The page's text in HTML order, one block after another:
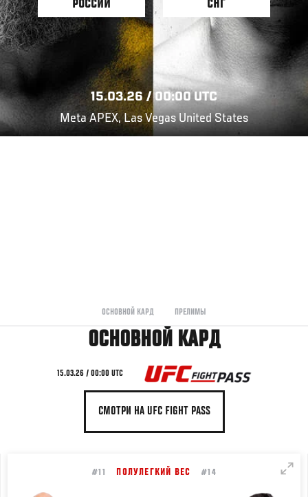
РОССИИ
СНГ
15.03.26 / 00:00 UTC
Meta APEX, Las Vegas United States
ОСНОВНОЙ КАРД ПРЕЛИМЫ
ОСНОВНОЙ КАРД
15.03.26 / 00:00 UTC
СМОТРИ НА UFC FIGHT PASS
#11 ПОЛУЛЕГКИЙ ВЕС #14